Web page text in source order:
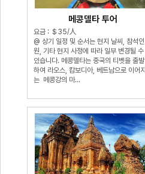
메콩델타 투어
요금 : ＄35/人
@ 상기 일정 및 순서는 현지 날씨, 참석인
원, 기타 현지 사정에 따라 일부 변경될 수
있습니다. 메콩델타는 중국의 티벳을 출발
하여 라오스, 캄보디아, 베트남으로 이어지
는 메콩강의 마...